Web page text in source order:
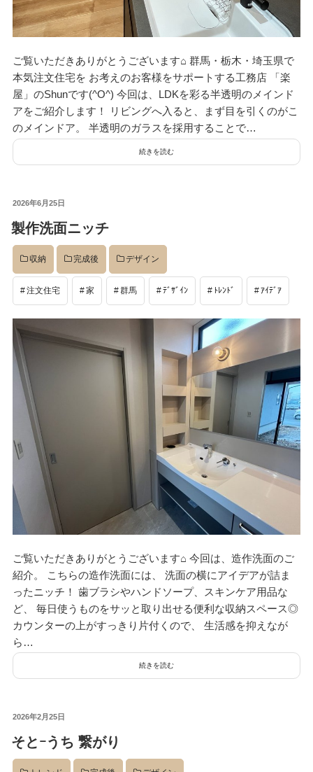
ご覧いただきありがとうございます⌂ 群馬・栃木・埼玉県で
本気注文住宅を お考えのお客様をサポートする工務店 「楽
屋」のShunです(^O^) 今回は、LDKを彩る半透明のメインド
アをご紹介します！ リビングへ入ると、まず目を引くのがこ
のメインドア。 半透明のガラスを採用することで…
続きを読む
投
日:
2026年6月25日
製作洗面ニッチ
収納 完成後 デザイン
注文住宅 家 群馬 ﾃﾞｻﾞｲﾝ ﾄﾚﾝﾄﾞ ｱｲﾃﾞｱ
ご覧いただきありがとうございます⌂ 今回は、造作洗面のご
紹介。 こちらの造作洗面には、 洗面の横にアイデアが詰ま
ったニッチ！ 歯ブラシやハンドソープ、スキンケア用品な
ど、 毎日使うものをサッと取り出せる便利な収納スペース◎
カウンターの上がすっきり片付くので、 生活感を抑えなが
ら…
続きを読む
投
日:
2026年2月25日
そとｰうち 繋がり